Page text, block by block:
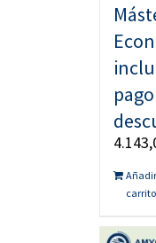
carrito